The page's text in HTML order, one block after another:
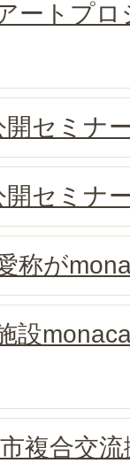
ートプ
セミナ
セミナ
称が
設
複合交